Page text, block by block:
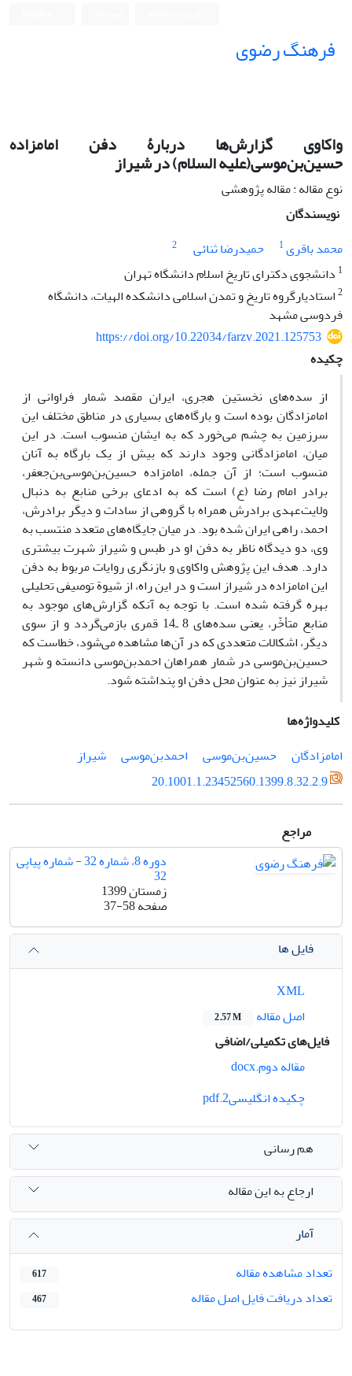
فرهنگ رضوی
واکاوی گزارش‌ها دربارۀ دفن امامزاده
حسین‌بن‌موسی(علیه السلام) در شیراز
نوع مقاله : مقاله پژوهشی
نویسندگان
محمد باقری1 حمیدرضا ثنائی
2
1 دانشجوی دکترای تاریخ اسلام دانشگاه تهران
2استادیارگروه تاریخ و تمدن اسلامی دانشکده الهیات، دانشگاه
فردوسی مشهد
https://doi.org/10.22034/farzv.2021.125753
چکیده
از سده‌های نخستین هجری، ایران مقصد شمار فراوانی از
امامزادگان بوده است و بارگاه‌های بسیاری در مناطق مختلف این
سرزمین به چشم می‌خورد که به ایشان منسوب است. در این
میان، امامزادگانی وجود دارند که بیش از یک بارگاه‌ به آنان
منسوب است؛ از آن جمله، امامزاده حسین‌بن‌موسی‌بن‌جعفر،
برادر امام رضا (ع) است که به ادعای برخی منابع به دنبال
ولایت‌عهدی برادرش همراه با گروهی از سادات و دیگر برادرش،
احمد، راهی ایران شده بود. در میان جایگاه‌های متعدد منتسب به
وی، دو دیدگاه ناظر به دفن او در طبس و شیراز شهرت بیشتری
دارد. هدف این پژوهش واکاوی و بازنگری روایات مربوط به دفن
این امامزاده در شیراز است و در این راه، از شیوة توصیفی تحلیلی
بهره گرفته شده است. با توجه به آنکه گزارش‌های موجود به
منابع متأخّر، یعنی سده‌های 8 ـ14 قمری بازمی‌گردد و از سوی
دیگر، اشکالات متعددی که در آن‌ها مشاهده می‌شود، خطاست که
حسین‌بن‌موسی در شمار همراهان احمدبن‌موسی دانسته و شهر
شیراز نیز به عنوان محل دفن او پنداشته شود.
کلیدواژه‌ها
امامزادگان
حسین‌بن‌موسی احمدبن‌موسی
شیراز
20.1001.1.23452560.1399.8.32.2.9
مراجع
دوره 8، شماره 32 - شماره پیاپی
32
زمستان 1399
صفحه37-58
فایل ها
اصل مقاله
2.57 M
فایل‌های تکمیلی/اضافی
مقاله دوم.docx
چکیده انگلیسی2.pdf
هم رسانی
ارجاع به این مقاله
آمار
تعداد مشاهده مقاله
617
تعداد دریافت فایل اصل مقاله 467